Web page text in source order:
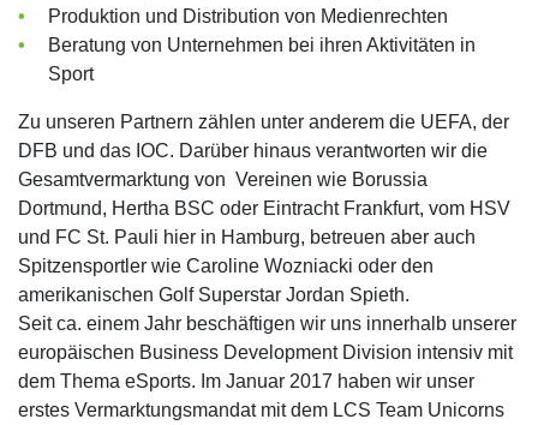
Produktion und Distribution von Medienrechten
Beratung von Unternehmen bei ihren Aktivitäten in
Sport
Zu unseren Partnern zählen unter anderem die UEFA, der
DFB und das IOC. Darüber hinaus verantworten wir die
Gesamtvermarktung von Vereinen wie Borussia
Dortmund, Hertha BSC oder Eintracht Frankfurt, vom HSV
und FC St. Pauli hier in Hamburg, betreuen aber auch
Spitzensportler wie Caroline Wozniacki oder den
amerikanischen Golf Superstar Jordan Spieth.
Seit ca. einem Jahr beschäftigen wir uns innerhalb unserer
europäischen Business Development Division intensiv mit
dem Thema eSports. Im Januar 2017 haben wir unser
erstes Vermarktungsmandat mit dem LCS Team Unicorns